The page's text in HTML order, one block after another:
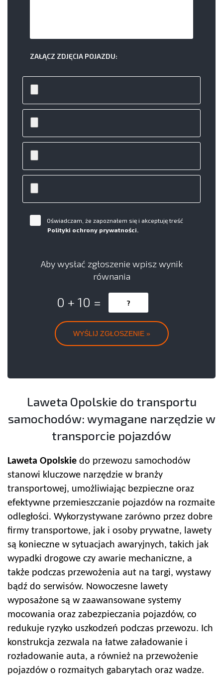
ZAŁĄCZ ZDJĘCIA POJAZDU:
Oświadczam, że zapoznałem się i akceptuję treść
Polityki ochrony prywatności.
Aby wysłać zgłoszenie wpisz wynik
równania
0 + 10 =
Laweta Opolskie do transportu
samochodów: wymagane narzędzie w
transporcie pojazdów
Laweta Opolskie do przewozu samochodów
stanowi kluczowe narzędzie w branży
transportowej, umożliwiając bezpieczne oraz
efektywne przemieszczanie pojazdów na rozmaite
odległości. Wykorzystywane zarówno przez dobre
firmy transportowe, jak i osoby prywatne, lawety
są konieczne w sytuacjach awaryjnych, takich jak
wypadki drogowe czy awarie mechaniczne, a
także podczas przewożenia aut na targi, wystawy
bądź do serwisów. Nowoczesne lawety
wyposażone są w zaawansowane systemy
mocowania oraz zabezpieczania pojazdów, co
redukuje ryzyko uszkodzeń podczas przewozu. Ich
konstrukcja zezwala na łatwe załadowanie i
rozładowanie auta, a również na przewożenie
pojazdów o rozmaitych gabarytach oraz wadze.